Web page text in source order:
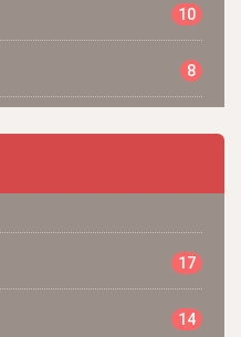
10
8
17
14